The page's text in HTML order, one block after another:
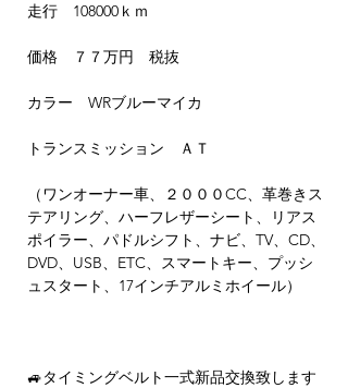
走行 108000ｋｍ
価格 ７７万円 税抜
カラー WRブルーマイカ
トランスミッション ＡＴ
（ワンオーナー車、２０００CC、革巻きス
テアリング、ハーフレザーシート、リアス
ポイラー、パドルシフト、ナビ、TV、CD、
DVD、USB、ETC、スマートキー、プッシ
ュスタート、17インチアルミホイール）
🚙タイミングベルト一式新品交換致します